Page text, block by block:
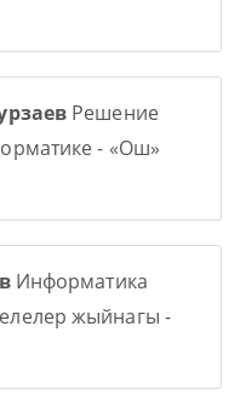
Решение
- «Ош»
Информатика
жыйнагы -